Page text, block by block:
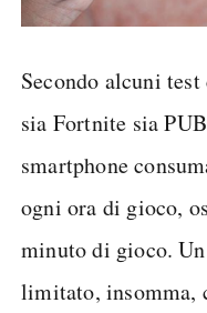
Secondo alcuni
sia Fortnite sia
smartphone
ogni ora di gioco,
minuto di gioco.
limitato, insomma,